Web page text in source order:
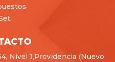
Nivel 1,Providencia (Nuevo